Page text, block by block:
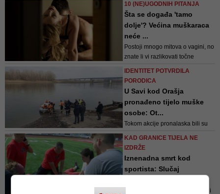
10 (NE)UGODNIH PITANJA
Šta se događa 'tamo
dolje'? Većina muškaraca
neće ...
Postoji mnogo mitova o vagini, no
znate li vi razlikovati točne
IDENTITET POTVRDILA
PORODICA
U Savi kod Orašja
pronađeno tijelo muške
osobe: Ot...
Tokom akcije pronalaska bili su
vidljivost i jaka struja, te su na
KAD GRANICE TIJELA NE
IZDRŽE
Iznenadna smrt kod
sportista: Slučaj
Nema sumnje u to kako je sport i